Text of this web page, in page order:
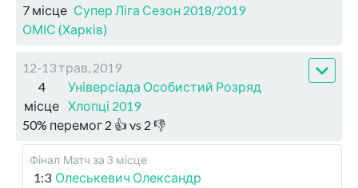
7 місце Супер Ліга Сезон 2018/2019
ОМІС (Харків)
12-13 трав, 2019
4
місце
Універсіада Особистий Розряд
Хлопці 2019
50% перемог 2 👍 vs 2 👎
Фінал Матч за 3 місце
1:3 Олеськевич Олександр